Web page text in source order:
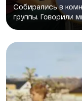
Собирались в
группы. Говорили